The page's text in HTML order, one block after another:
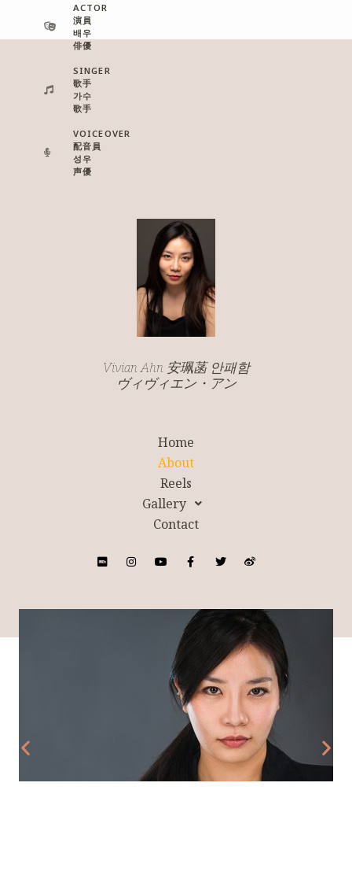
ACTOR
演員
배우
俳優
SINGER
歌手
가수
歌手
VOICEOVER
配音員
성우
声優
Vivian Ahn 安珮菡 안패함
ヴィヴィエン・アン
Home
About
Reels
Gallery
Contact